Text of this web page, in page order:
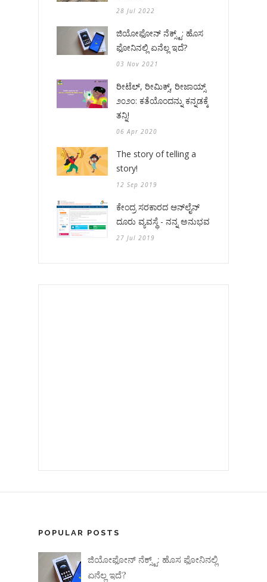
28 Jul 2022
ಜಿಯೋಫೋನ್ ನೆಕ್ಸ್ಟ್: ಹೊಸ
ಫೋನಿನಲ್ಲಿ ಏನೆಲ್ಲ ಇದೆ?
03 Nov 2021
ರೀಟೆಲ್, ರೀಮಿಕ್ಸ್, ರೀಜಾಯ್ಸ್
೨೦೨೦: ಕತೆಯೊಂದನ್ನು ಕನ್ನಡಕ್ಕೆ
ತನ್ನಿ!
06 Apr 2020
The story of telling a
story!
12 Sep 2019
ಕೇಂದ್ರ ಸರಕಾರದ ಆನ್‌ಲೈನ್
ದೂರು ವ್ಯವಸ್ಥೆ - ನನ್ನ ಅನುಭವ
27 Jul 2019
POPULAR POSTS
ಜಿಯೋಫೋನ್ ನೆಕ್ಸ್ಟ್: ಹೊಸ ಫೋನಿನಲ್ಲಿ
ಏನೆಲ್ಲ ಇದೆ?